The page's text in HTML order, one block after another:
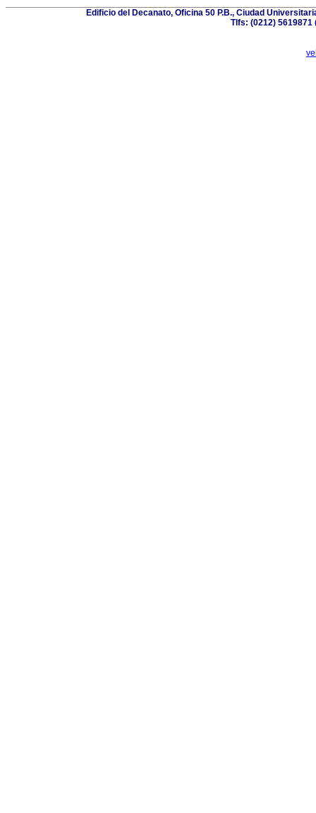
Edificio del Decanato, Oficina 50 P.B., Ciudad
Tlfs: (0212) 5619871